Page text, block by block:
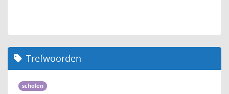
Trefwoorden
scholen